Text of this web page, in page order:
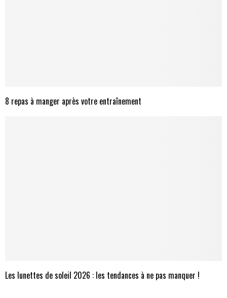
8 repas à manger après votre entraînement
Les lunettes de soleil 2026 : les tendances à ne pas manquer !